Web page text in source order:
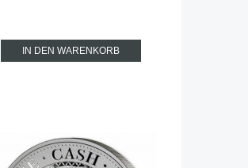
IN DEN WARENKORB